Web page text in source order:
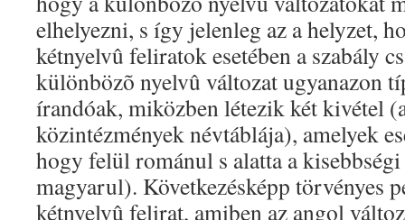
elhelyezni, s így jelenleg az a helyzet,
kétnyelvû feliratok esetében a szabály
különbözõ nyelvû változat ugyanazon
írandóak, miközben létezik két kivétel
közintézmények névtáblája), amelyek
hogy felül románul s alatta a
magyarul). Következésképp törvényes
kétnyelvû felirat, amiben az angol